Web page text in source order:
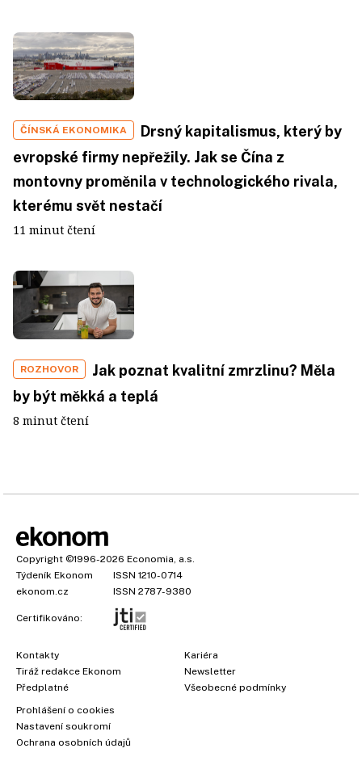
ČÍNSKÁ EKONOMIKA
Drsný kapitalismus, který by
evropské firmy nepřežily. Jak se Čína z
montovny proměnila v technologického rivala,
kterému svět nestačí
11 minut čtení
ROZHOVOR
Jak poznat kvalitní zmrzlinu? Měla
by být měkká a teplá
8 minut čtení
Copyright ©1996-2026 Economia, a.s.
Týdeník Ekonom
ISSN 1210-0714
ekonom.cz
ISSN 2787-9380
Certifikováno:
Kontakty
Tiráž redakce Ekonom
Předplatné
Kariéra
Newsletter
Všeobecné podmínky
Prohlášení o cookies
Nastavení soukromí
Ochrana osobních údajů